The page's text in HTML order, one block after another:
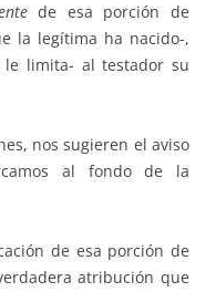
de esa porción de
la legítima ha nacido-,
le limita- al testador su
nos sugieren el aviso
al fondo de la
de esa porción de
atribución que